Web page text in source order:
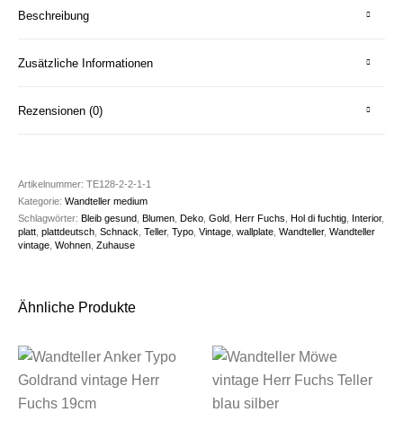
Beschreibung
Zusätzliche Informationen
Rezensionen (0)
Artikelnummer:TE128-2-2-1-1
Kategorie:Wandteller medium
Schlagwörter:Bleib gesund ,Blumen ,Deko ,Gold ,Herr Fuchs ,Hol di fuchtig Interior,
platt ,plattdeutsch ,Schnack ,Teller,Typo ,Vintage ,wallplate ,Wandteller,Wandteller
vintage ,Wohnen ,Zuhause
Ähnliche Produkte